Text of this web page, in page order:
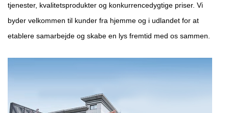
tjenester, kvalitetsprodukter og konkurrencedygtige priser. Vi
byder velkommen til kunder fra hjemme og i udlandet for at
etablere samarbejde og skabe en lys fremtid med os sammen.